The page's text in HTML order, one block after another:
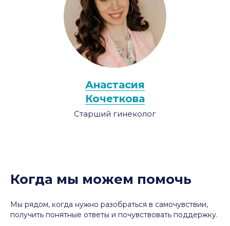
Анастасия
Кочеткова
Старший гинеколог
Когда мы можем помочь
Мы рядом, когда нужно разобраться в самочувствии,
получить понятные ответы и почувствовать поддержку.